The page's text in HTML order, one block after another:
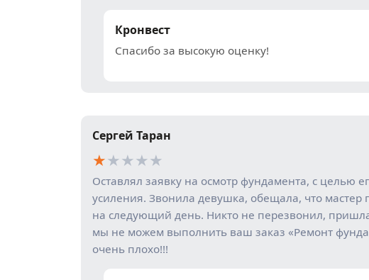
Кронвест
Спасибо за высокую оценку!
Сергей Таран
★★★★★
Оставлял заявку на осмотр фундамента, с целью
усиления. Звонила девушка, обещала, что мастер
на следующий день. Никто не перезвонил,
мы не можем выполнить ваш заказ «Ремонт
очень плохо!!!